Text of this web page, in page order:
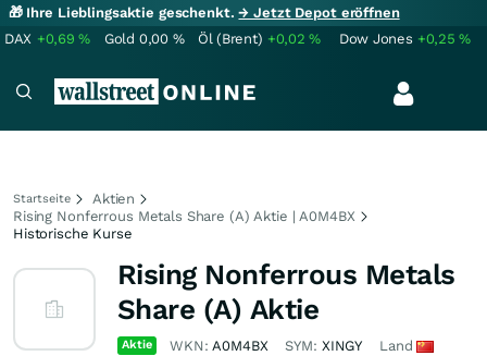
🎁 Ihre Lieblingsaktie geschenkt.→ Jetzt Depot eröffnen
DAX +0,69% Gold 0,00 % Öl (Brent) +0,02% Dow Jones +0,25%
Startseite
Aktien
Rising Nonferrous Metals Share (A) Aktie | A0M4BX
Historische Kurse
Rising Nonferrous Metals
Share (A) Aktie
Aktie WKN:A0M4BX SYM: XINGY Land